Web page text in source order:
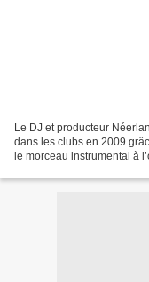
Le DJ et producteur
dans les clubs en 2009
le morceau instrumental à